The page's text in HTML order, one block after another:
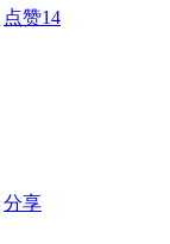
点赞14
分享